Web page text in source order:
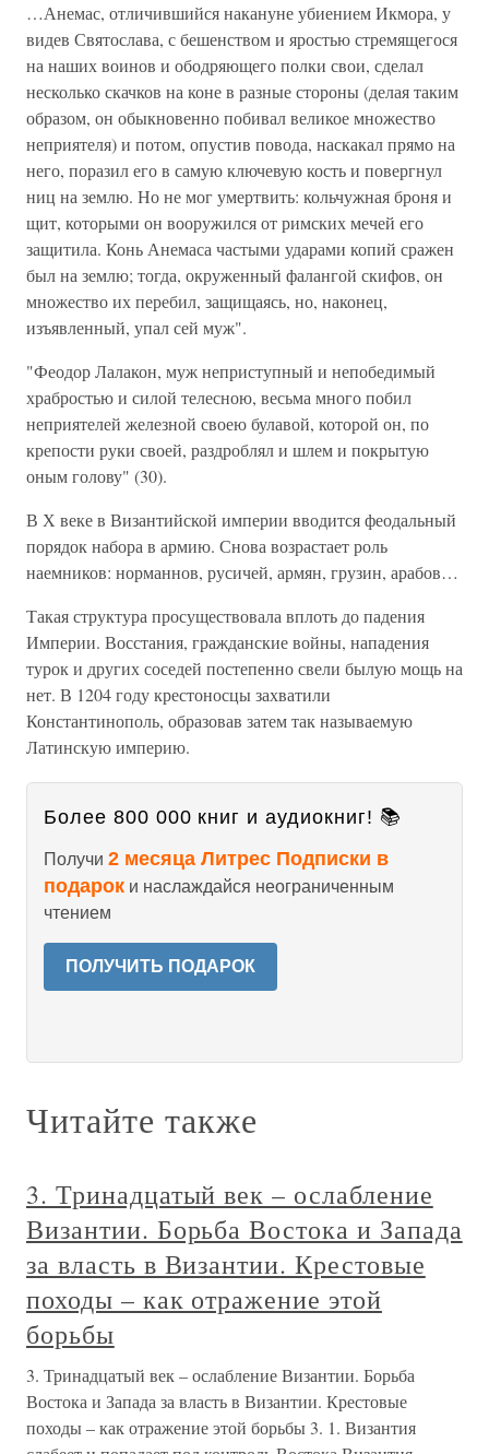
…Анемас, отличившийся накануне убиением Икмора, у
видев Святослава, с бешенством и яростью стремящегося
на наших воинов и ободряющего полки свои, сделал
несколько скачков на коне в разные стороны (делая таким
образом, он обыкновенно побивал великое множество
неприятеля) и потом, опустив повода, наскакал прямо на
него, поразил его в самую ключевую кость и повергнул
ниц на землю. Но не мог умертвить: кольчужная броня и
щит, которыми он вооружился от римских мечей его
защитила. Конь Анемаса частыми ударами копий сражен
был на землю; тогда, окруженный фалангой скифов, он
множество их перебил, защищаясь, но, наконец,
изъявленный, упал сей муж".
"Феодор Лалакон, муж неприступный и непобедимый
храбростью и силой телесною, весьма много побил
неприятелей железной своею булавой, которой он, по
крепости руки своей, раздроблял и шлем и покрытую
оным голову" (30).
В Х веке в Византийской империи вводится феодальный
порядок набора в армию. Снова возрастает роль
наемников: норманнов, русичей, армян, грузин, арабов…
Такая структура просуществовала вплоть до падения
Империи. Восстания, гражданские войны, нападения
турок и других соседей постепенно свели былую мощь на
нет. В 1204 году крестоносцы захватили
Константинополь, образовав затем так называемую
Латинскую империю.
Более 800 000 книг и аудиокниг! 📚
Получи 2 месяца Литрес Подписки в
подарок и наслаждайся неограниченным
чтением
ПОЛУЧИТЬ ПОДАРОК
Читайте также
3. Тринадцатый век – ослабление
Византии. Борьба Востока и Запада
за власть в Византии. Крестовые
походы – как отражение этой
борьбы
3. Тринадцатый век – ослабление Византии. Борьба
Востока и Запада за власть в Византии. Крестовые
походы – как отражение этой борьбы 3. 1. Византия